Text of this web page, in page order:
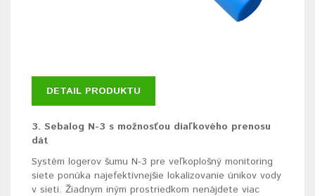
DETAIL PRODUKTU
3. Sebalog N-3 s možnosťou diaľkového prenosu
dát
Systém logerov šumu N-3 pre veľkoplošný monitoring
siete ponúka najefektívnejšie lokalizovanie únikov vody
v sieti. Žiadnym iným prostriedkom nenájdete viac